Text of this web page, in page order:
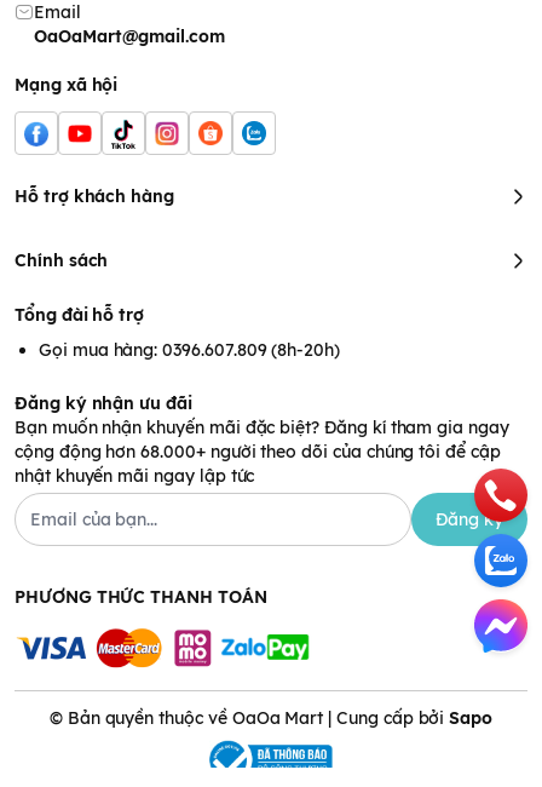
Email
OaOaMart@gmail.com
Mạng xã hội
Hỗ trợ khách hàng
Chính sách
Tổng đài hỗ trợ
Gọi mua hàng: 0396.607.809 (8h-20h)
Đăng ký nhận ưu đãi
Bạn muốn nhận khuyến mãi đặc biệt? Đăng kí tham gia ngay
cộng động hơn 68.000+ người theo dõi của chúng tôi để cập
nhật khuyến mãi ngay lập tức
Đăng ký
PHƯƠNG THỨC THANH TOÁN
© Bản quyền thuộc về OaOa Mart | Cung cấp bởiSapo